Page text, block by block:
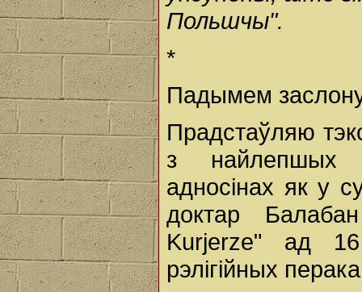
Польшчы".
*
Падымем
Прадстаўляю
з найлепшых
адносінах як у
доктар
Kurjerze" ад 16
рэлігійных